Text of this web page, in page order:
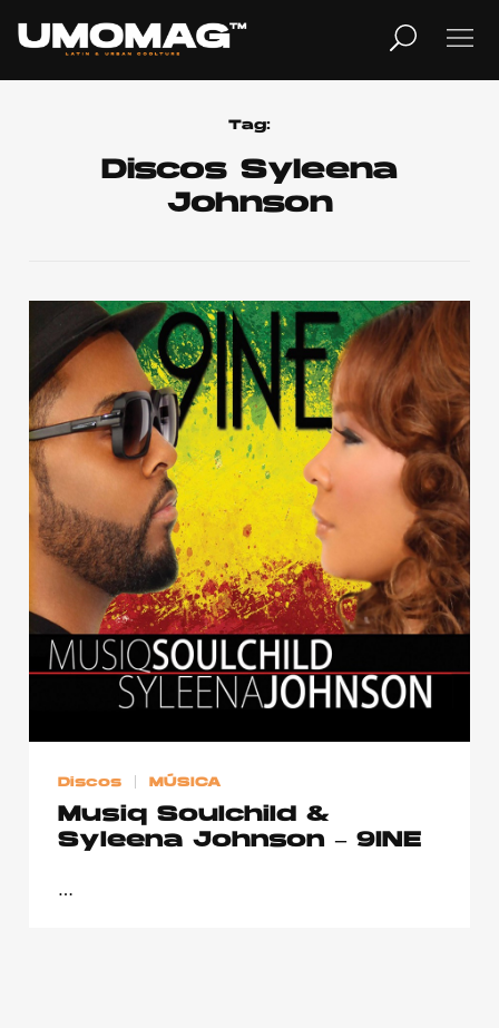
TV
Home
Cover Story
Contacto
Aviso Legal
© 2015-2022 UMOMAG. PROPIEDAD DE UMO agency. TODOS LOS
DERECHOS RESERVADOS.
Tag:
Discos Syleena
Johnson
Discos MÚSICA
Musiq Soulchild &
Syleena Johnson – 9INE
…